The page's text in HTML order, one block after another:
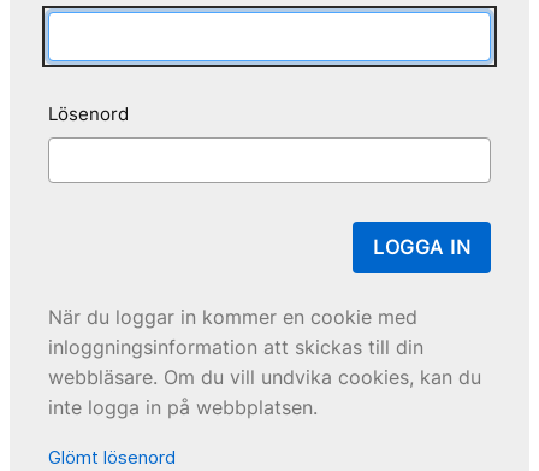
Lösenord
LOGGA IN
När du loggar in kommer en cookie med
inloggningsinformation att skickas till din
webbläsare. Om du vill undvika cookies, kan du
inte logga in på webbplatsen.
Glömt lösenord